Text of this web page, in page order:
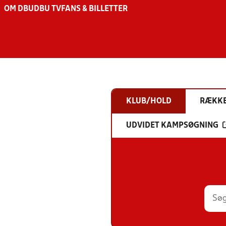
OM DBU DBU TV FANS & BILLETTER
KLUB/HOLD
UDVIDET KAMPSØGNING